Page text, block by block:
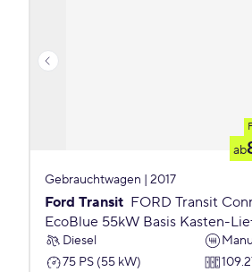
ab
Gebrauchtwagen | 2017
Ford Transit FORD Transit
EcoBlue 55kW Basis Kasten-
Diesel
75 PS (55 kW)